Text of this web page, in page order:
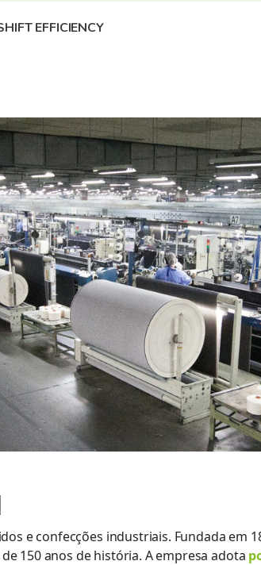
EFFICIENCY
e confecções industriais. Fundada em
150 anos de história. A empresa adota